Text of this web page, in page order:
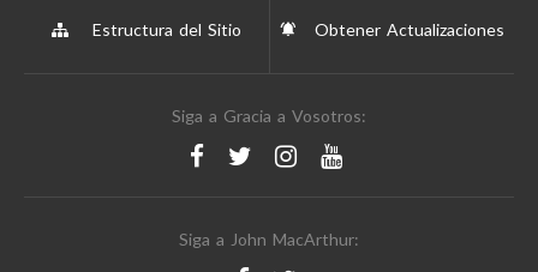
Estructura del Sitio Obtener Actualizaciones
Siga a Gracia a Vosotros:
Siga a John MacArthur: